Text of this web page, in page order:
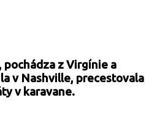
pochádza z Virgínie a
v Nashville, precestovala
v karavane.